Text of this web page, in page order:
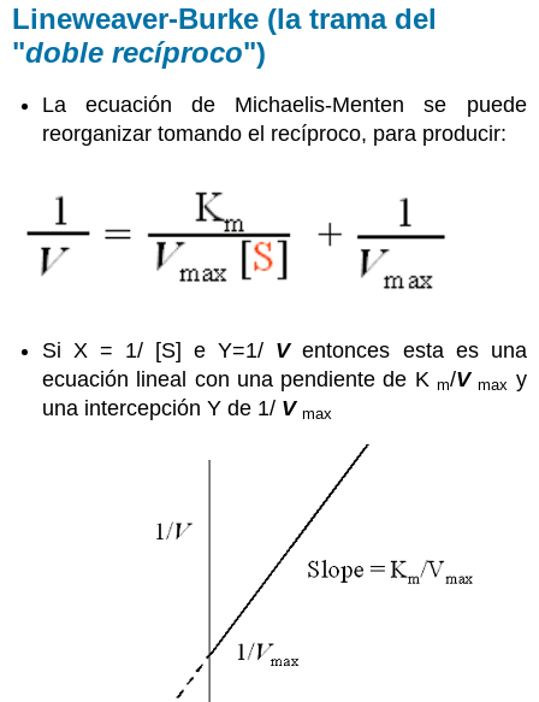
Lineweaver-Burke (la trama del
"doble recíproco")
La ecuación de Michaelis-Menten se puede
reorganizar tomando el recíproco, para producir:
Si X = 1/ [S] e Y=1/ Ventonces esta es una
ecuación lineal con una pendiente de Km/V max y
una intercepción Y de 1/ V max